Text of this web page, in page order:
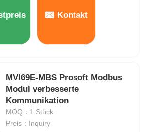
Kontakt
MVI69E-MBS Prosoft Modbus
Modul verbesserte
Kommunikation
MOQ：1 Stück
Preis：Inquiry